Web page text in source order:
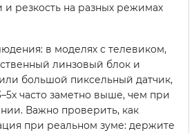
и резкость на разных режимах
в моделях с телевиком,
линзовый блок и
большой пиксельный датчик,
часто заметно выше, чем при
Важно проверить, как
при реальном зуме: держите